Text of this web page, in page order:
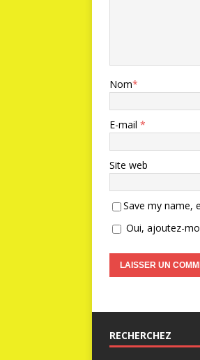
Nom*
E-mail *
Site web
Save my name,
Oui, ajoutez-
RECHERCHEZ